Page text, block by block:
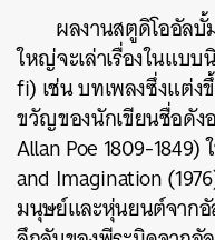
ผลงานสตูดิโออัลบั้
ใหญ่จะเล่าเรื่องในแบ
fi) เช่น บทเพลงซึ่งแต่
ขวัญของนักเขียนชื่อดัง
Allan Poe 1809-
and Imagination
มนุษย์และหุ่นยนต์จากอั